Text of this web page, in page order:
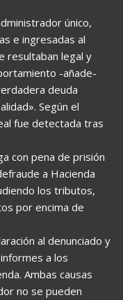
único,
e ingresadas al
resultaban legal y
-añade-
deuda
Según el
fue detectada tras
con pena de prisión
a Hacienda
los tributos,
por encima de
al denunciado y
a los
Ambas causas
no se pueden